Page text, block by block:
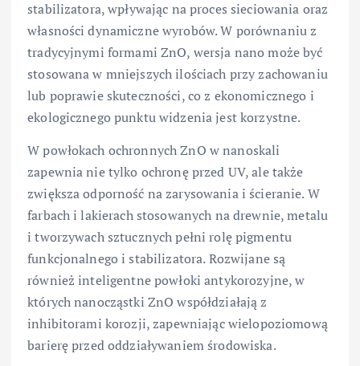
stabilizatora, wpływając na proces sieciowania oraz
własności dynamiczne wyrobów. W porównaniu z
tradycyjnymi formami ZnO, wersja nano może być
stosowana w mniejszych ilościach przy zachowaniu
lub poprawie skuteczności, co z ekonomicznego i
ekologicznego punktu widzenia jest korzystne.
W powłokach ochronnych ZnO w nanoskali
zapewnia nie tylko ochronę przed UV, ale także
zwiększa odporność na zarysowania i ścieranie. W
farbach i lakierach stosowanych na drewnie, metalu
i tworzywach sztucznych pełni rolę pigmentu
funkcjonalnego i stabilizatora. Rozwijane są
również inteligentne powłoki antykorozyjne, w
których nanocząstki ZnO współdziałają z
inhibitorami korozji, zapewniając wielopoziomową
barierę przed oddziaływaniem środowiska.